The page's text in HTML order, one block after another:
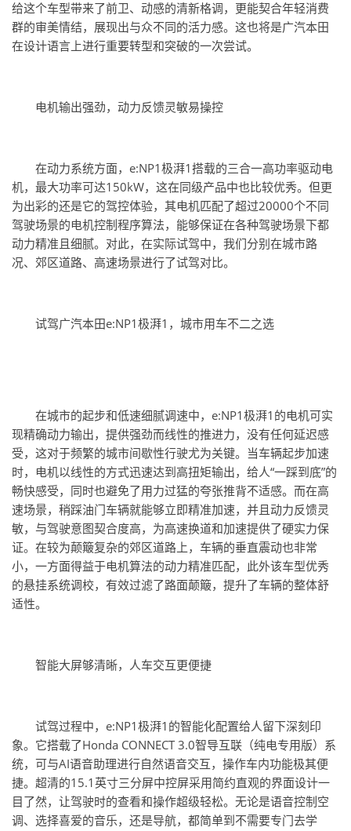
给这个车型带来了前卫、动感的清新格调，更能契合年轻消费
群的审美情结，展现出与众不同的活力感。这也将是广汽本田
在设计语言上进行重要转型和突破的一次尝试。
电机输出强劲，动力反馈灵敏易操控
在动力系统方面，e:NP1极湃1搭载的三合一高功率驱动电
机，最大功率可达150kW，这在同级产品中也比较优秀。但更
为出彩的还是它的驾控体验，其电机匹配了超过20000个不同
驾驶场景的电机控制程序算法，能够保证在各种驾驶场景下都
动力精准且细腻。对此，在实际试驾中，我们分别在城市路
况、郊区道路、高速场景进行了试驾对比。
试驾广汽本田e:NP1极湃1，城市用车不二之选
在城市的起步和低速细腻调速中，e:NP1极湃1的电机可实
现精确动力输出，提供强劲而线性的推进力，没有任何延迟感
受，这对于频繁的城市间歇性行驶尤为关键。当车辆起步加速
时，电机以线性的方式迅速达到高扭矩输出，给人“一踩到底”的
畅快感受，同时也避免了用力过猛的夸张推背不适感。而在高
速场景，稍踩油门车辆就能够立即精准加速，并且动力反馈灵
敏，与驾驶意图契合度高，为高速换道和加速提供了硬实力保
证。在较为颠簸复杂的郊区道路上，车辆的垂直震动也非常
小，一方面得益于电机算法的动力精准匹配，此外该车型优秀
的悬挂系统调校，有效过滤了路面颠簸，提升了车辆的整体舒
适性。
智能大屏够清晰，人车交互更便捷
试驾过程中，e:NP1极湃1的智能化配置给人留下深刻印
象。它搭载了Honda CONNECT 3.0智导互联（纯电专用版）系
统，可与AI语音助理进行自然语音交互，操作车内功能极其便
捷。超清的15.1英寸三分屏中控屏采用简约直观的界面设计一
目了然，让驾驶时的查看和操作超级轻松。无论是语音控制空
调、选择喜爱的音乐，还是导航，都简单到不需要专门去学